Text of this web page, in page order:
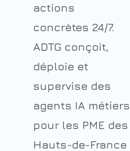
actions
concrètes 24/7.
ADTG conçoit,
déploie et
supervise des
agents IA métiers
pour les PME des
Hauts-de-France